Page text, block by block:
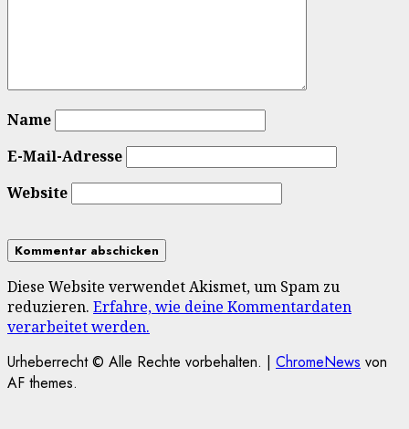
Name
E-Mail-Adresse
Website
Diese Website verwendet Akismet, um Spam zu
reduzieren. Erfahre, wie deine Kommentardaten
verarbeitet werden.
Urheberrecht © Alle Rechte vorbehalten. | ChromeNews von
AF themes.